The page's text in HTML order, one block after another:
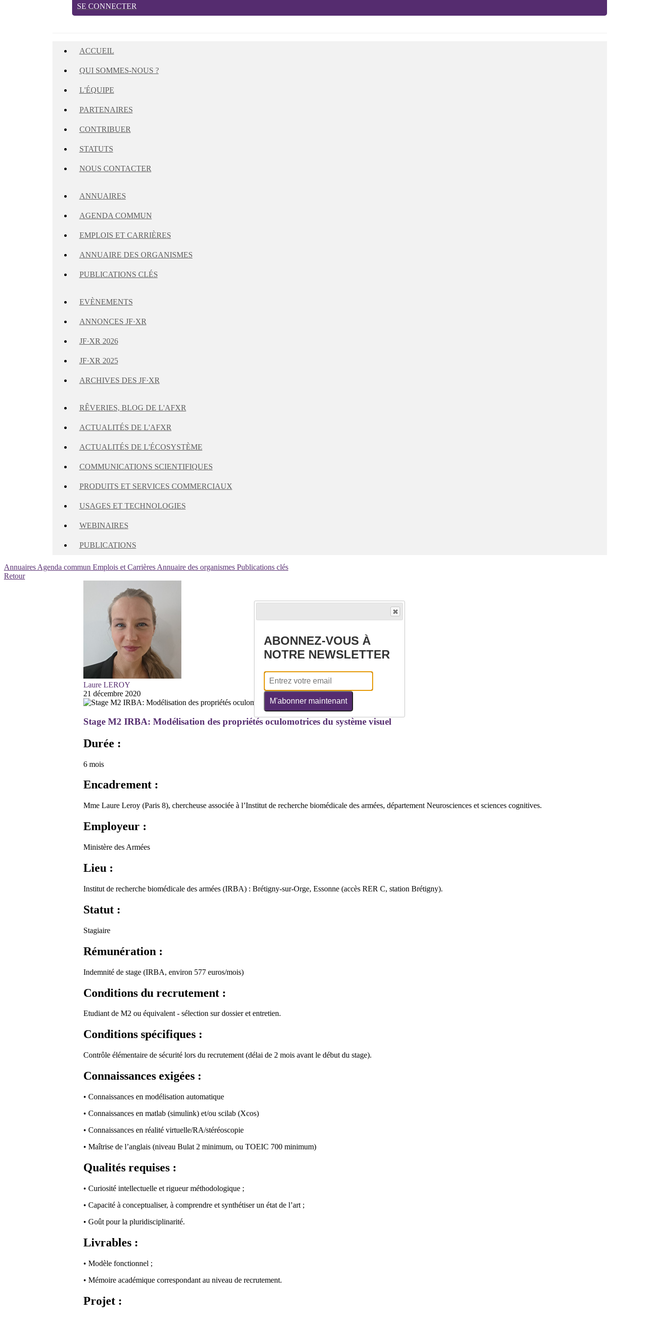
SE CONNECTER
ACCUEIL
QUI SOMMES-NOUS ?
L'ÉQUIPE
PARTENAIRES
CONTRIBUER
STATUTS
NOUS CONTACTER
ANNUAIRES
AGENDA COMMUN
EMPLOIS ET CARRIÈRES
ANNUAIRE DES ORGANISMES
PUBLICATIONS CLÉS
EVÈNEMENTS
ANNONCES JF·XR
JF·XR 2026
JF·XR 2025
ARCHIVES DES JF·XR
RÊVERIES, BLOG DE L'AFXR
ACTUALITÉS DE L'AFXR
ACTUALITÉS DE L'ÉCOSYSTÈME
COMMUNICATIONS SCIENTIFIQUES
PRODUITS ET SERVICES COMMERCIAUX
USAGES ET TECHNOLOGIES
WEBINAIRES
PUBLICATIONS
Annuaires Agenda commun Emplois et Carrières Annuaire des organismes Publications clés
Retour
Laure LEROY
21 décembre 2020
Stage M2 IRBA: Modélisation des propriétés oculomotrices du système visuel
Durée :
6 mois
Encadrement :
Mme Laure Leroy (Paris 8), chercheuse associée à l’Institut de recherche biomédicale des armées, département Neurosciences et sciences cognitives.
Employeur :
Ministère des Armées
Lieu :
Institut de recherche biomédicale des armées (IRBA) : Brétigny-sur-Orge, Essonne (accès RER C, station Brétigny).
Statut :
Stagiaire
Rémunération :
Indemnité de stage (IRBA, environ 577 euros/mois)
Conditions du recrutement :
Etudiant de M2 ou équivalent - sélection sur dossier et entretien.
Conditions spécifiques :
Contrôle élémentaire de sécurité lors du recrutement (délai de 2 mois avant le début du stage).
Connaissances exigées :
• Connaissances en modélisation automatique
• Connaissances en matlab (simulink) et/ou scilab (Xcos)
• Connaissances en réalité virtuelle/RA/stéréoscopie
• Maîtrise de l’anglais (niveau Bulat 2 minimum, ou TOEIC 700 minimum)
Qualités requises :
• Curiosité intellectuelle et rigueur méthodologique ;
• Capacité à conceptualiser, à comprendre et synthétiser un état de l’art ;
• Goût pour la pluridisciplinarité.
Livrables :
• Modèle fonctionnel ;
• Mémoire académique correspondant au niveau de recrutement.
Projet :
ABONNEZ-VOUS À
NOTRE NEWSLETTER
M'abonner maintenant